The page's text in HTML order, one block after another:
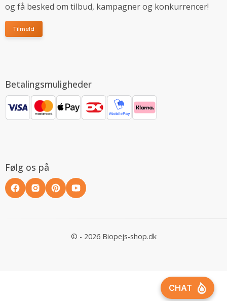
og få besked om tilbud, kampagner og konkurrencer!
Tilmeld
Betalingsmuligheder
Følg os på
© - 2026 Biopejs-shop.dk